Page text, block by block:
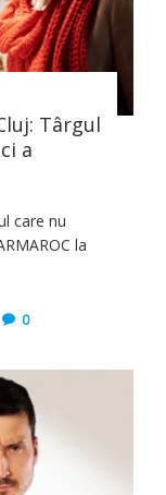
Târgul
a
care nu
la
0